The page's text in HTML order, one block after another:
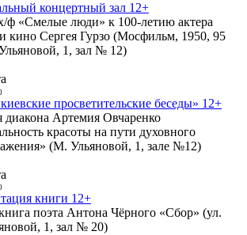
концертный зал 12+
ф «Смелые люди» к 100-летию актера
и кино Сергея Гурзо (Мосфильм, 1950, 95
1, зал № 12)
просветительские беседы» 12+
диакона Артемия Овчаренко
красоты на пути духовного
(М. Ульяновой, 1, зале №12)
книги 12+
поэта Антона Чёрного «Сбор» (ул.
1, зал № 20)